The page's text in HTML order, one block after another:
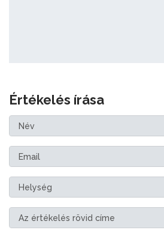
Értékelés írása